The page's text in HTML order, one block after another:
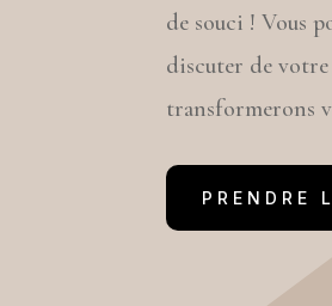
de souci ! Vous
discuter de votre
transformerons
PRENDRE